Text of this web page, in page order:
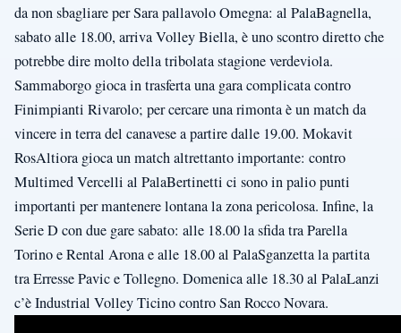
da non sbagliare per Sara pallavolo Omegna: al PalaBagnella,
sabato alle 18.00, arriva Volley Biella, è uno scontro diretto che
potrebbe dire molto della tribolata stagione verdeviola.
Sammaborgo gioca in trasferta una gara complicata contro
Finimpianti Rivarolo; per cercare una rimonta è un match da
vincere in terra del canavese a partire dalle 19.00. Mokavit
RosAltiora gioca un match altrettanto importante: contro
Multimed Vercelli al PalaBertinetti ci sono in palio punti
importanti per mantenere lontana la zona pericolosa. Infine, la
Serie D con due gare sabato: alle 18.00 la sfida tra Parella
Torino e Rental Arona e alle 18.00 al PalaSganzetta la partita
tra Erresse Pavic e Tollegno. Domenica alle 18.30 al PalaLanzi
c’è Industrial Volley Ticino contro San Rocco Novara.